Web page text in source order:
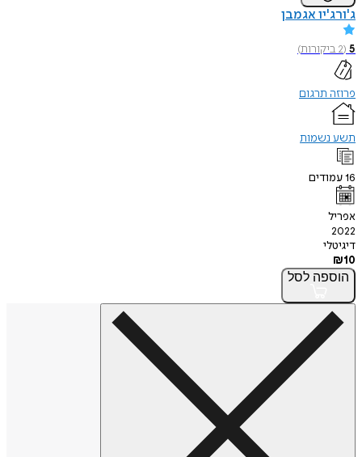
ג'ורג'יו אגמבן
5
(
2ביקורות)
פרוזה תרגום
תשע נשמות
16עמודים
אפריל
2022
דיגיטלי
₪10
הוספה לסל